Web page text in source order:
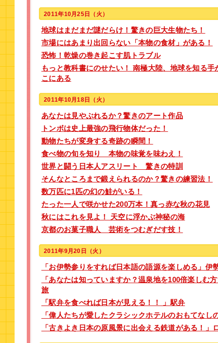
2011年10月25日（火）
地球はまだまだ謎だらけ！驚きの巨大生物たち！
市場にはあまり出回らない「本物の食材」がある！
恐怖！乾燥の巻き起こす肌トラブル
もっと教科書にのせたい！ 南極大陸、地球を知る手
こにある
2011年10月18日（火）
あなたは見やぶれるか？驚きのアート作品
トンボは史上最強の飛行物体だった！
動物たちが変身する奇跡の瞬間！
食べ物の旬を知り 本物の味覚を味わえ！
世界と闘う日本人アスリート 驚きの特訓
そんなところまで鍛えられるのか？驚きの練習法！
数万匹に1匹の幻の鮭がいる！
たった一人で咲かせた200万本！真っ赤な秋の花見
秋にはこれを見よ！ 天空に浮かぶ神秘の海
京都のお菓子職人 芸術をつむぎだす技！
2011年9月20日（火）
「お伊勢参りをすれば日本語の語源を楽しめる」伊
「あなたは知っていますか？温泉地を100倍楽しむ
旅
「駅弁を食べれば日本が見える！！ 」駅弁
「偉人たちが愛したクラシックホテルのおもてなし
「古きよき日本の原風景に出会える鉄道がある！」